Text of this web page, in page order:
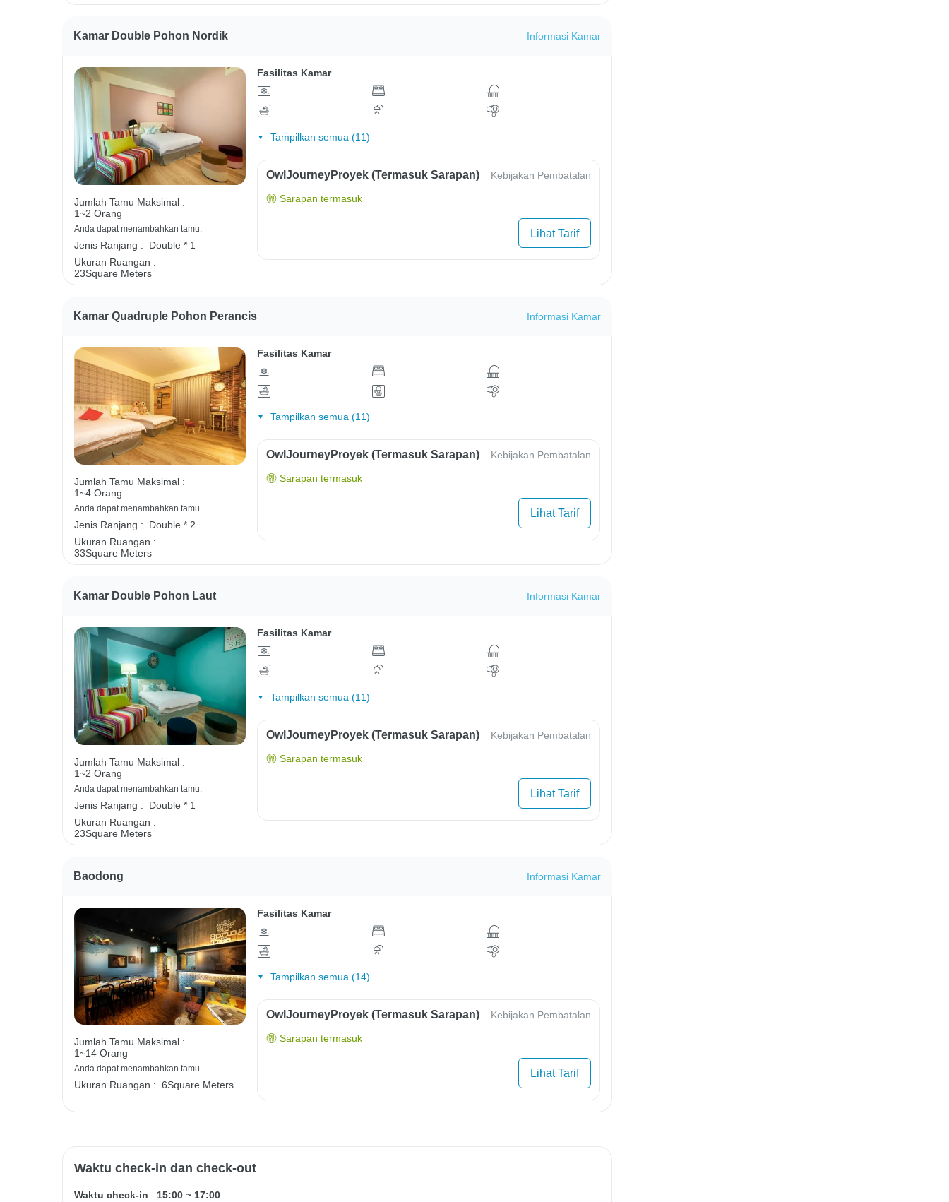
Kamar Double Pohon Nordik Informasi Kamar
Jumlah Tamu Maksimal :
1~2 Orang
Anda dapat menambahkan tamu.
Jenis Ranjang :
Double * 1
Ukuran Ruangan :
23Square Meters
Fasilitas Kamar
Tampilkan semua (11)
OwlJourneyProyek (Termasuk Sarapan) Kebijakan Pembatalan
Sarapan termasuk
Lihat Tarif
Kamar Quadruple Pohon Perancis Informasi Kamar
Jumlah Tamu Maksimal :
1~4 Orang
Anda dapat menambahkan tamu.
Jenis Ranjang :
Double * 2
Ukuran Ruangan :
33Square Meters
Fasilitas Kamar
Tampilkan semua (11)
OwlJourneyProyek (Termasuk Sarapan) Kebijakan Pembatalan
Sarapan termasuk
Lihat Tarif
Kamar Double Pohon Laut Informasi Kamar
Jumlah Tamu Maksimal :
1~2 Orang
Anda dapat menambahkan tamu.
Jenis Ranjang :
Double * 1
Ukuran Ruangan :
23Square Meters
Fasilitas Kamar
Tampilkan semua (11)
OwlJourneyProyek (Termasuk Sarapan) Kebijakan Pembatalan
Sarapan termasuk
Lihat Tarif
Baodong Informasi Kamar
Jumlah Tamu Maksimal :
1~14 Orang
Anda dapat menambahkan tamu.
Ukuran Ruangan : 6Square Meters
Fasilitas Kamar
Tampilkan semua (14)
OwlJourneyProyek (Termasuk Sarapan) Kebijakan Pembatalan
Sarapan termasuk
Lihat Tarif
Waktu check-in dan check-out
Waktu check-in 15:00 ~ 17:00